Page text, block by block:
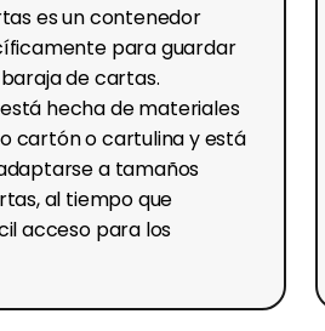
es un contenedor
para guardar
de cartas.
hecha de materiales
cartón o cartulina y está
a tamaños
al tiempo que
acceso para los